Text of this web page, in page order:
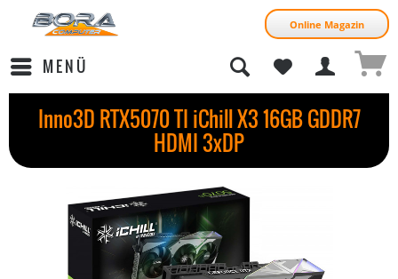
Online Magazin
MENÜ
Inno3D RTX5070 TI iChill X3 16GB GDDR7
HDMI 3xDP